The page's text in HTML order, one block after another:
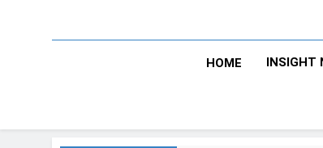
HOME INSIGHT